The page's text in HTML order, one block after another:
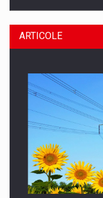
CEO Conference -
ARTICOLE